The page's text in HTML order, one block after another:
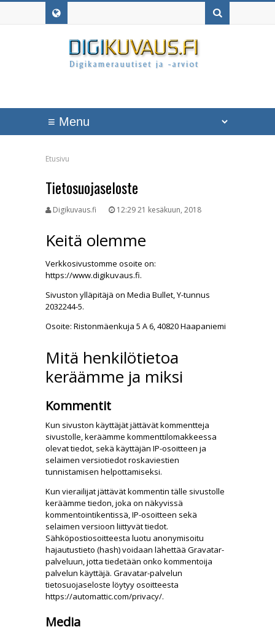
Etusivu
Tietosuojaseloste
Digikuvaus.fi 12:29 21 kesäkuun, 2018
Keitä olemme
Verkkosivustomme osoite on:
https://www.digikuvaus.fi.
Sivuston ylläpitäjä on Media Bullet, Y-tunnus
2032244-5.
Osoite: Ristonmäenkuja 5 A 6, 40820 Haapaniemi
Mitä henkilötietoa
keräämme ja miksi
Kommentit
Kun sivuston käyttäjät jättävät kommentteja
sivustolle, keräämme kommenttilomakkeessa
olevat tiedot, sekä käyttäjän IP-osoitteen ja
selaimen versiotiedot roskaviestien
tunnistamisen helpottamiseksi.
Kun vierailijat jättävät kommentin tälle sivustolle
keräämme tiedon, joka on näkyvissä
kommentointikentissä, IP-osoitteen sekä
selaimen versioon liittyvät tiedot.
Sähköpostiosoitteesta luotu anonymisoitu
hajautustieto (hash) voidaan lähettää Gravatar-
palveluun, jotta tiedetään onko kommentoija
palvelun käyttäjä. Gravatar-palvelun
tietosuojaseloste löytyy osoitteesta
https://automattic.com/privacy/.
Media